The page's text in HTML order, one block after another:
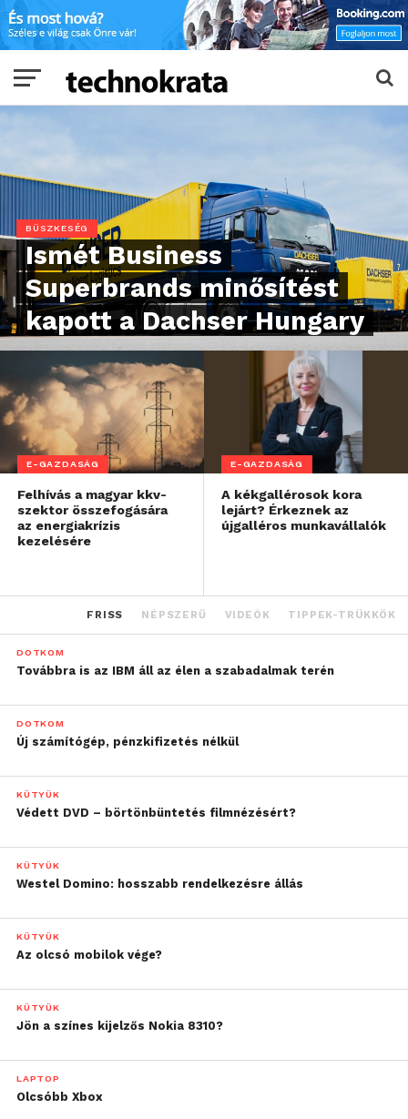
BÜSZKESÉG
Ismét Business
Superbrands minősítést
kapott a Dachser Hungary
E-GAZDASÁG
Felhívás a magyar kkv-
szektor összefogására
az energiakrízis
kezelésére
E-GAZDASÁG
A kékgallérosok kora
lejárt? Érkeznek az
újgalléros munkavállalók
FRISS NÉPSZERŰ VIDEÓK TIPPEK-TRÜKKÖK
DOTKOM
Továbbra is az IBM áll az élen a szabadalmak terén
DOTKOM
Új számítógép, pénzkifizetés nélkül
KÜTYÜK
Védett DVD – börtönbüntetés filmnézésért?
KÜTYÜK
Westel Domino: hosszabb rendelkezésre állás
KÜTYÜK
Az olcsó mobilok vége?
KÜTYÜK
Jön a színes kijelzős Nokia 8310?
LAPTOP
Olcsóbb Xbox